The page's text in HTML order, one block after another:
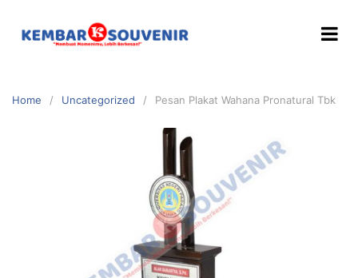
Home Uncategorized Pesan Plakat Wahana Pronatural Tbk